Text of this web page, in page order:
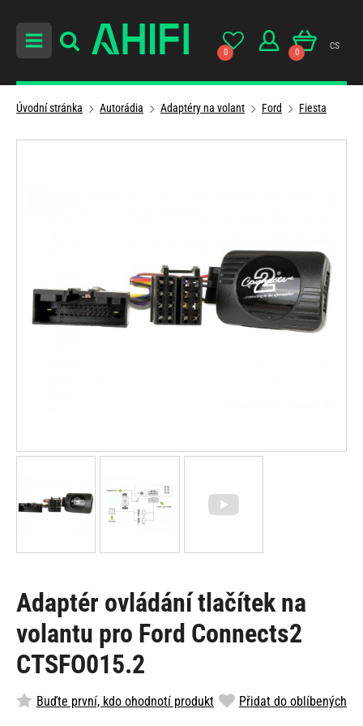
0 0
cs
Úvodní stránka Autorádia Adaptéry na volant Ford Fiesta
Adaptér ovládání tlačítek na
volantu pro Ford Connects2
CTSFO015.2
Buďte první, kdo ohodnotí produkt Přidat do oblíbených